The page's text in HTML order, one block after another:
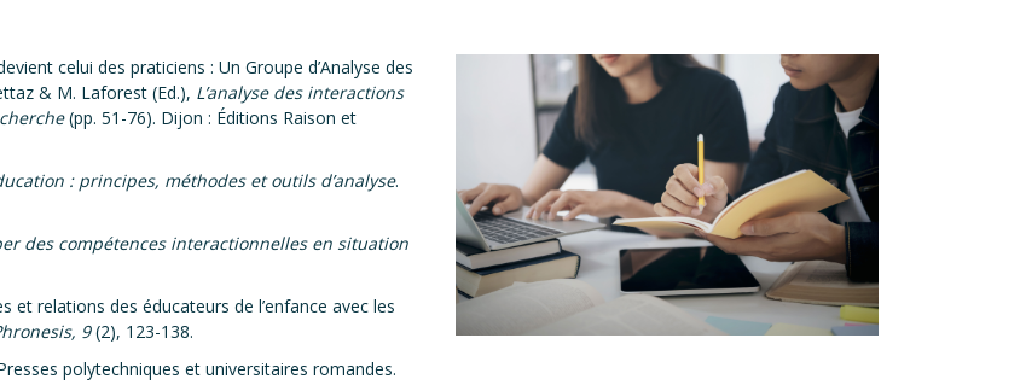
celui des praticiens : Un Groupe d’Analyse des
& M. Laforest (Ed.), L’analyse des interactions
(pp. 51-76). Dijon : Éditions Raison et
: principes, méthodes et outils d’analyse.
des compétences interactionnelles en situation
et relations des éducateurs de l’enfance avec les
9(2), 123-138.
polytechniques et universitaires romandes.